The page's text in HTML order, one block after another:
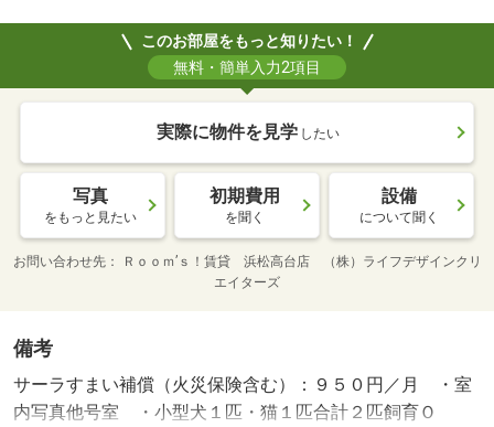
このお部屋をもっと知りたい！
無料・簡単入力2項目
実際に物件を見学 したい
写真
をもっと見たい
初期費用
を聞く
設備
について聞く
お問い合わせ先
Ｒｏｏｍ’ｓ！賃貸 浜松高台店 （株）ライフデザインクリ
エイターズ
備考
サーラすまい補償（火災保険含む）：９５０円／月 ・室
内写真他号室 ・小型犬１匹・猫１匹合計２匹飼育Ｏ